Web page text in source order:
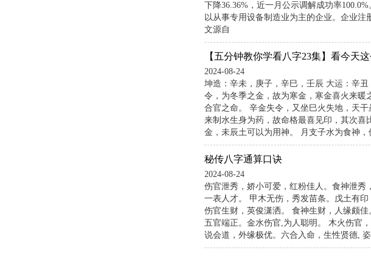
下降36.36%，近一月公示调解成功率
以从事专用设备制造业为主的企业。企业注
文源自
【五分钟教你学看八字23集】看今天
2024-08-24
坤造：辛未，庚子，辛巳，壬辰 大运：辛
令，为冬季之金，故为寒金，寒金喜火来
合官之命。 辛金失令，又坐巳火失地，天
来制水生身为药，故命格最喜见印，其次
金，未辰土可以为用神。 月支子水为食神，
秘传八字通算口诀
2024-08-24
伤官泄秀，娇小可爱，红粉佳人。食神泄秀
一表人才。 甲木无伤，秀发苗条。戊土有
伤官生财，英俊潇洒。 食神生财，人缘颇
五官端正。金水伤官,为人聪明。 木火伤官
说会道，外缘极优。六合入命，生性贤德, 姿